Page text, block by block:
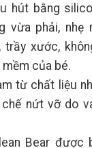
hút bằng
vừa phải, nhẹ
xước,
của bé.
từ chất liệu
chế nứt vỡ do
Bear được